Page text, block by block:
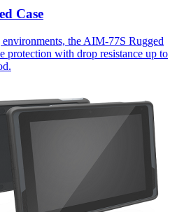
Case
the AIM-77S Rugged
protection with drop resistance up to